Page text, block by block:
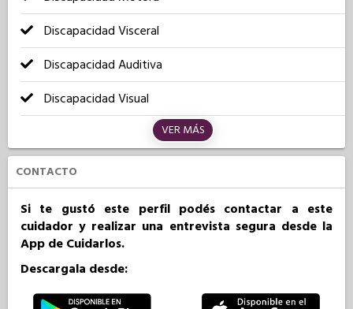
Discapacidad Visceral
Discapacidad Auditiva
Discapacidad Visual
VER MÁS
CONTACTO
Si te gustó este perfil podés contactar a este
cuidador y realizar una entrevista segura desde la
App de Cuidarlos.
Descargala desde: